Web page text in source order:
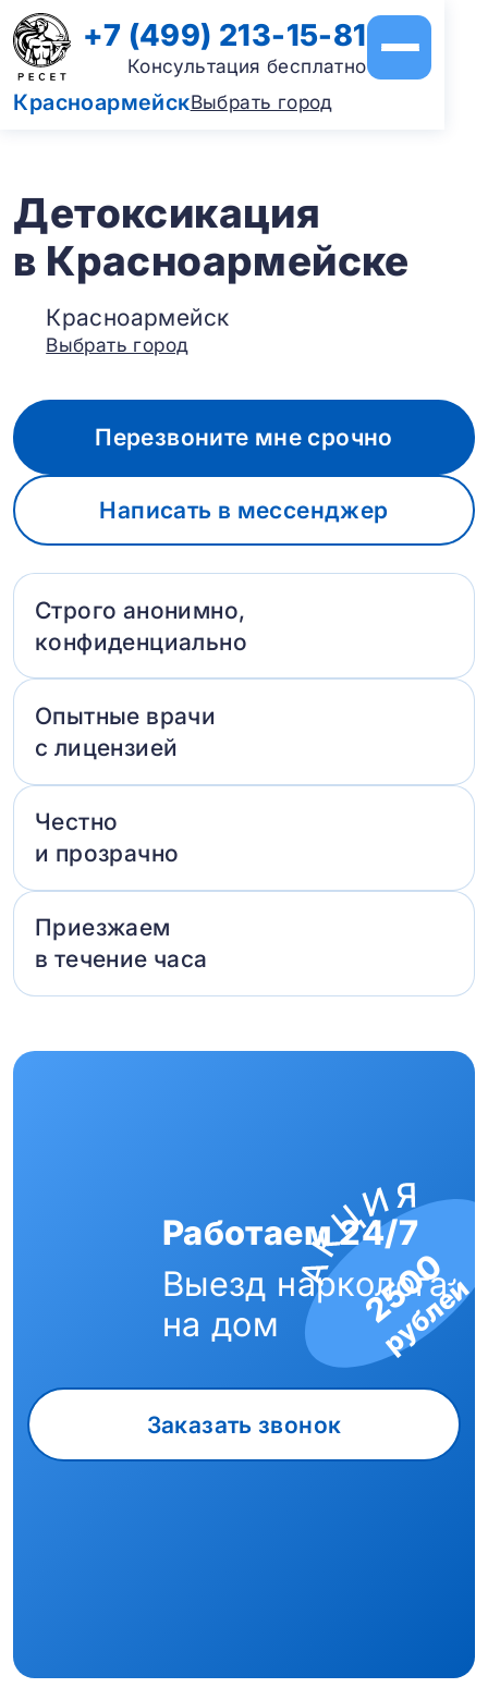
КрасноармейскВыбрать город
+7 (499) 213-15-81
Консультация бесплатно
Детоксикация
в Красноармейске
Красноармейск
Выбрать город
Перезвоните мне срочно
Написать в мессенджер
Строго анонимно,
конфиденциально
Опытные врачи
с лицензией
Честно
и прозрачно
Приезжаем
в течение часа
2500
рублей
Работаем 24/7
Выезд нарколога
на дом
Заказать звонок